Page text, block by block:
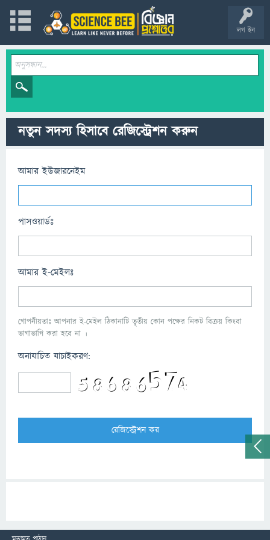
লগ ইন
নতুন সদস্য হিসাবে রেজিস্ট্রেশন করুন
আমার ইউজারনেইম
পাসওয়ার্ডঃ
আমার ই-মেইলঃ
গোপনীয়তাঃ আপনার ই-মেইল ঠিকানাটি তৃতীয় কোন পক্ষের নিকট বিক্রয় কিংবা
ভাগাভাগি করা হবে না ।
অনাযাচিত যাচাইকরণ: